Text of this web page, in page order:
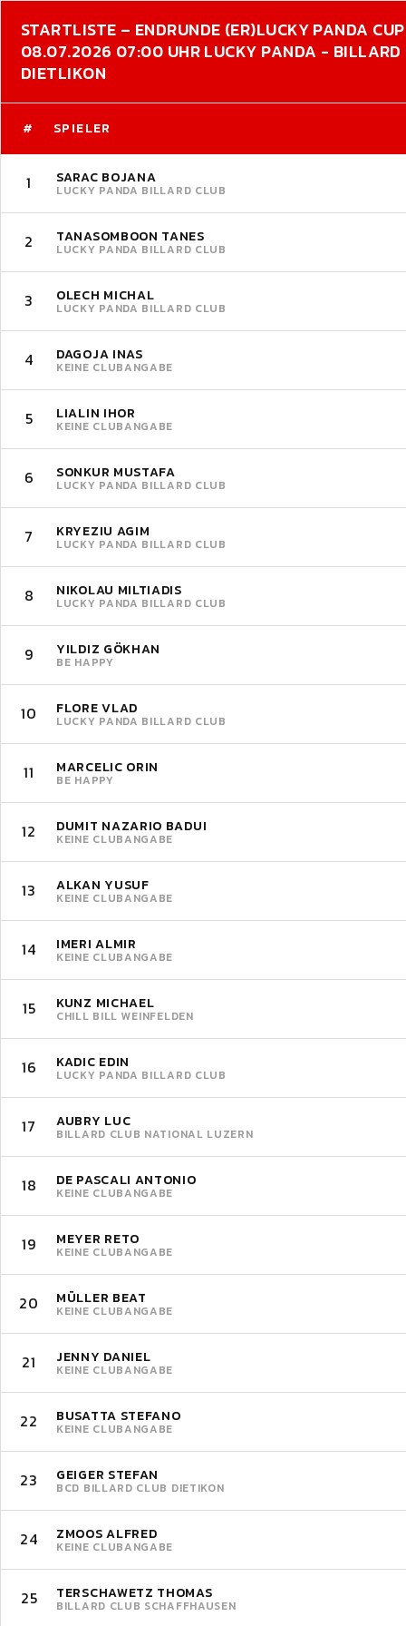
STARTLISTE – ENDRUNDE (ER)LUCKY PANDA CUP
08.07.2026 07:00 UHR LUCKY PANDA - BILLARD
DIETLIKON
# SPIELER
1 SARAC BOJANA
LUCKY PANDA BILLARD CLUB
2 TANASOMBOON TANES
LUCKY PANDA BILLARD CLUB
3 OLECH MICHAL
LUCKY PANDA BILLARD CLUB
4 DAGOJA INAS
KEINE CLUBANGABE
5 LIALIN IHOR
KEINE CLUBANGABE
6 SONKUR MUSTAFA
LUCKY PANDA BILLARD CLUB
7 KRYEZIU AGIM
LUCKY PANDA BILLARD CLUB
8 NIKOLAU MILTIADIS
LUCKY PANDA BILLARD CLUB
9 YILDIZ GÖKHAN
BE HAPPY
10 FLORE VLAD
LUCKY PANDA BILLARD CLUB
11 MARCELIC ORIN
BE HAPPY
12 DUMIT NAZARIO BADUI
KEINE CLUBANGABE
13 ALKAN YUSUF
KEINE CLUBANGABE
14 IMERI ALMIR
KEINE CLUBANGABE
15 KUNZ MICHAEL
CHILL BILL WEINFELDEN
16 KADIC EDIN
LUCKY PANDA BILLARD CLUB
17 AUBRY LUC
BILLARD CLUB NATIONAL LUZERN
18 DE PASCALI ANTONIO
KEINE CLUBANGABE
19 MEYER RETO
KEINE CLUBANGABE
20 MÜLLER BEAT
KEINE CLUBANGABE
21 JENNY DANIEL
KEINE CLUBANGABE
22 BUSATTA STEFANO
KEINE CLUBANGABE
23 GEIGER STEFAN
BCD BILLARD CLUB DIETIKON
24 ZMOOS ALFRED
KEINE CLUBANGABE
25 TERSCHAWETZ THOMAS
BILLARD CLUB SCHAFFHAUSEN